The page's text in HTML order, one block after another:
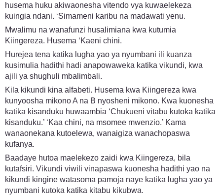
husema huku akiwaonesha vitendo vya kuwaelekeza
kuingia ndani. ‘Simameni karibu na madawati yenu.
Mwalimu na wanafunzi husalimiana kwa kutumia
Kiingereza. Husema ‘Kaeni chini.
Hurejea tena katika lugha yao ya nyumbani ili kuanza
kusimulia hadithi hadi anapowaweka katika vikundi, kwa
ajili ya shughuli mbalimbali.
Kila kikundi kina alfabeti. Husema kwa Kiingereza kwa
kunyoosha mikono A na B nyosheni mikono. Kwa kuonesha
katika kisanduku huwaambia ‘Chukueni vitabu kutoka katika
kisanduku.’ ‘Kaa chini, na msomee mwenzio.’ Kama
wanaonekana kutoelewa, wanaigiza wanachopaswa
kufanya.
Baadaye hutoa maelekezo zaidi kwa Kiingereza, bila
kutafsiri. Vikundi viwili vinapaswa kuonesha hadithi yao na
kikundi kingine watasoma pamoja naye katika lugha yao ya
nyumbani kutoka katika kitabu kikubwa.